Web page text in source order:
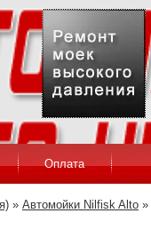
Оплата
» Автомойки Nilfisk Alto »